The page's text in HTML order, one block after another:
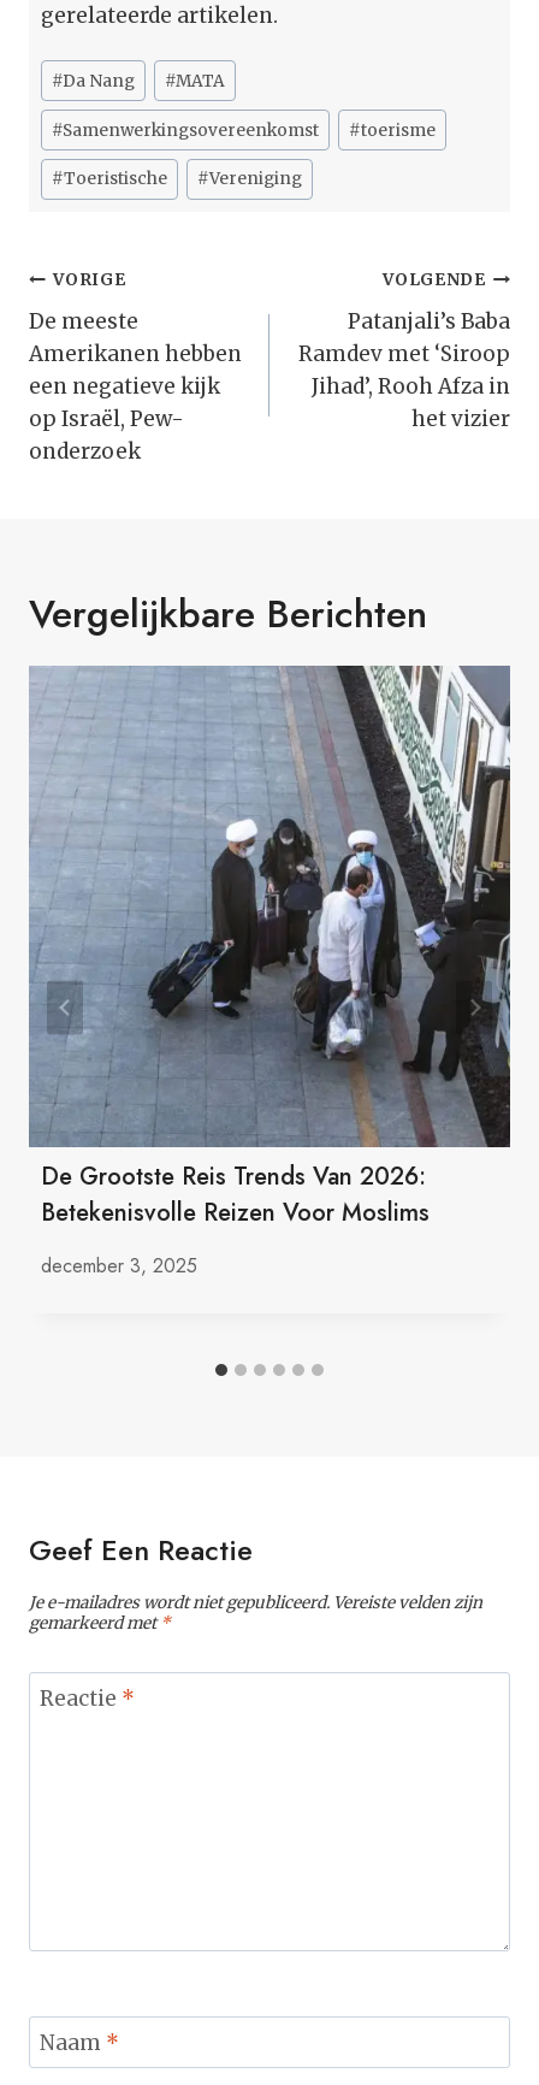
gerelateerde artikelen.
Bericht
tags:
#Da Nang #MATA
#Samenwerkingsovereenkomst #toerisme
#Toeristische #Vereniging
Bericht
Navigatie
VORIGE
De meeste
Amerikanen hebben
een negatieve kijk
op Israël, Pew-
onderzoek
VOLGENDE
Patanjali’s Baba
Ramdev met ‘Siroop
Jihad’, Rooh Afza in
het vizier
Vergelijkbare Berichten
De Grootste Reis Trends Van 2026:
Betekenisvolle Reizen Voor Moslims
december 3, 2025
Geef Een Reactie
Je e-mailadres wordt niet gepubliceerd. Vereiste velden zijn
gemarkeerd met*
Reactie *
Naam *